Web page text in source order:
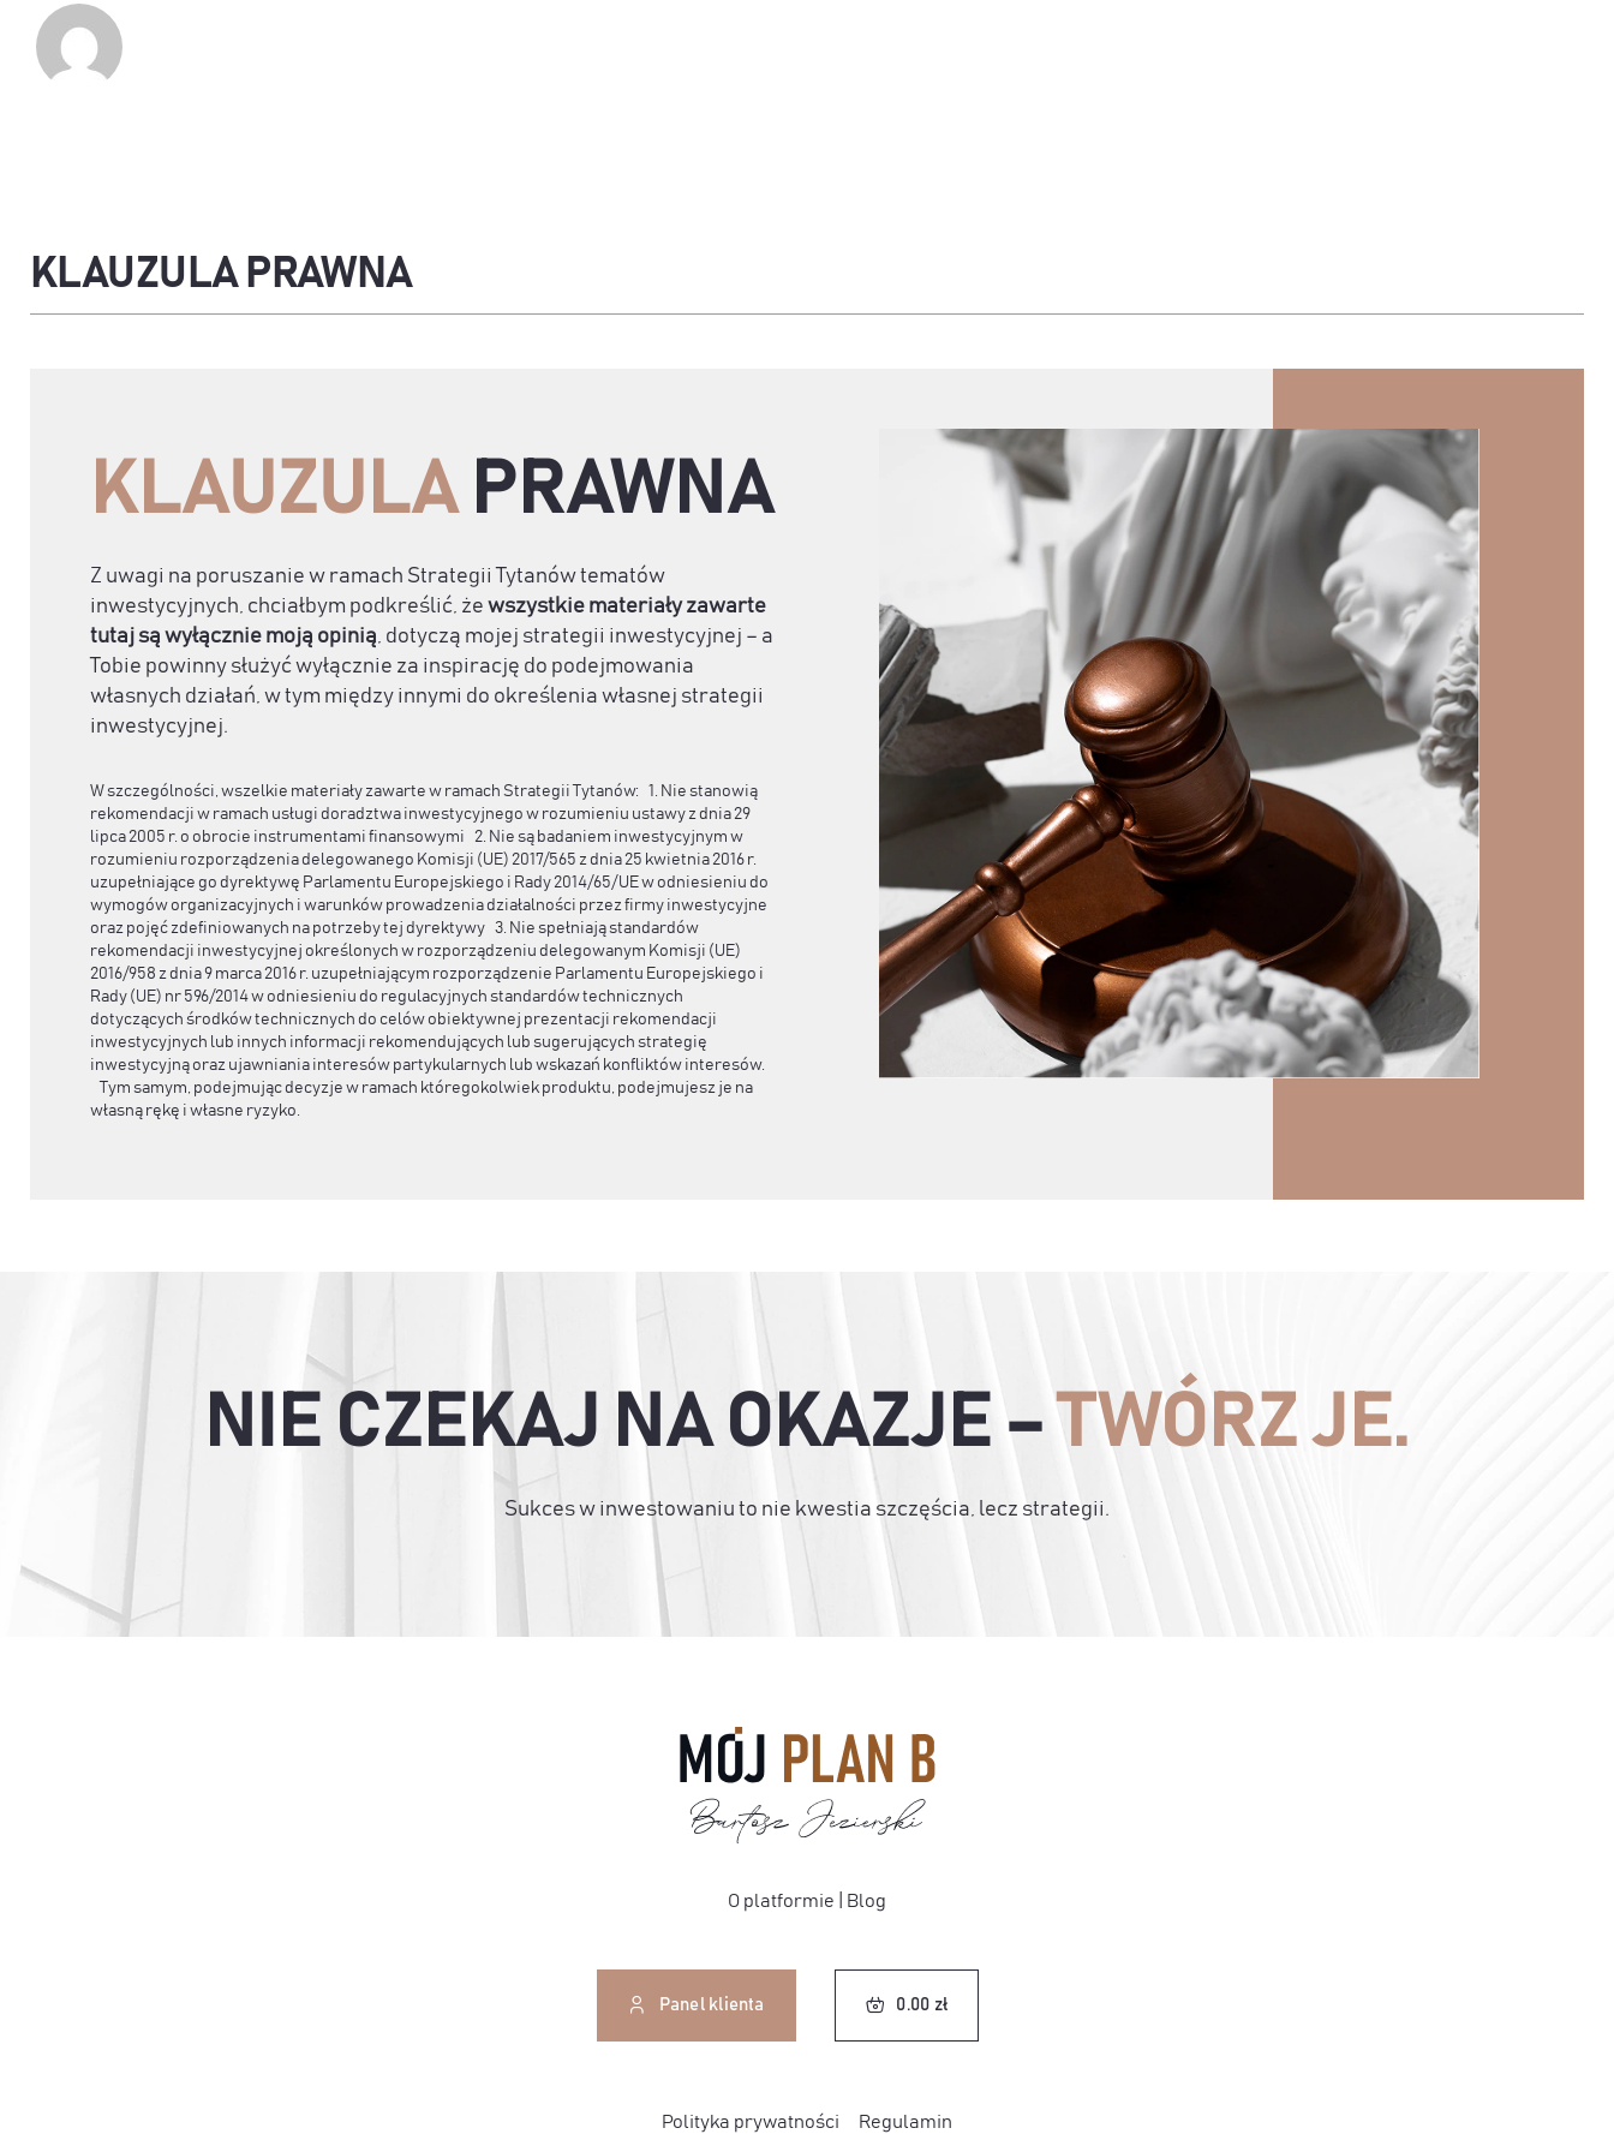
KLAUZULA PRAWNA
KLAUZULAPRAWNA
Z uwagi na poruszanie w ramach Strategii Tytanów tematów
inwestycyjnych, chciałbym podkreślić, że wszystkie materiały zawarte
tutaj są wyłącznie moją opinią, dotyczą mojej strategii inwestycyjnej – a
Tobie powinny służyć wyłącznie za inspirację do podejmowania
własnych działań, w tym między innymi do określenia własnej strategii
inwestycyjnej.
W szczególności, wszelkie materiały zawarte w ramach Strategii Tytanów: 1. Nie stanowią
rekomendacji w ramach usługi doradztwa inwestycyjnego w rozumieniu ustawy z dnia 29
lipca 2005 r. o obrocie instrumentami finansowymi 2. Nie są badaniem inwestycyjnym w
rozumieniu rozporządzenia delegowanego Komisji (UE) 2017/565 z dnia 25 kwietnia 2016 r.
uzupełniające go dyrektywę Parlamentu Europejskiego i Rady 2014/65/UE w odniesieniu do
wymogów organizacyjnych i warunków prowadzenia działalności przez firmy inwestycyjne
oraz pojęć zdefiniowanych na potrzeby tej dyrektywy 3. Nie spełniają standardów
rekomendacji inwestycyjnej określonych w rozporządzeniu delegowanym Komisji (UE)
2016/958 z dnia 9 marca 2016 r. uzupełniającym rozporządzenie Parlamentu Europejskiego i
Rady (UE) nr 596/2014 w odniesieniu do regulacyjnych standardów technicznych
dotyczących środków technicznych do celów obiektywnej prezentacji rekomendacji
inwestycyjnych lub innych informacji rekomendujących lub sugerujących strategię
inwestycyjną oraz ujawniania interesów partykularnych lub wskazań konfliktów interesów.
Tym samym, podejmując decyzje w ramach któregokolwiek produktu, podejmujesz je na
własną rękę i własne ryzyko.
NIE CZEKAJ NA OKAZJE –TWÓRZ JE.
Sukces w inwestowaniu to nie kwestia szczęścia, lecz strategii.
O platformie Blog
Panel klienta 0.00 zł
Polityka prywatności Regulamin